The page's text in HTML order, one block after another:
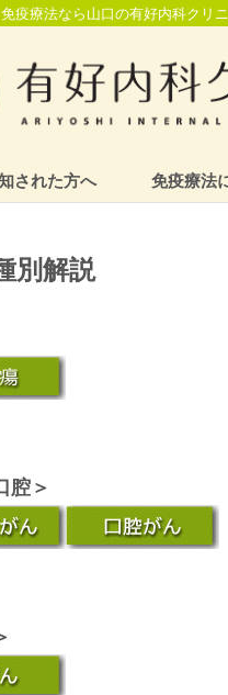
疫療法なら山口の有好内科クリ
された方へ 免疫療法
別解説
腔＞